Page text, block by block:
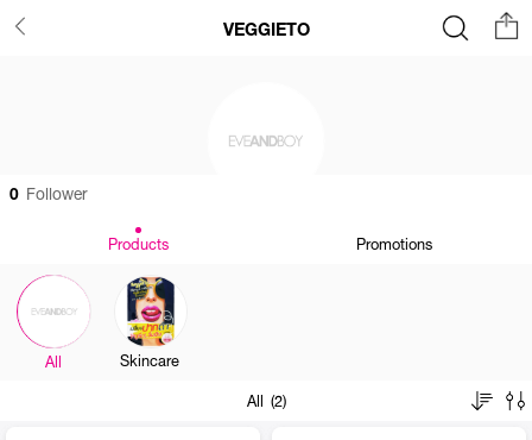
VEGGIETO
0 Follower
Products Promotions
All
Skincare
All (2)